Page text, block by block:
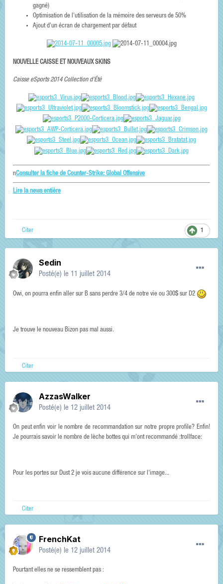
gagné)
Optimisation de l'utilisation de la mémoire des serveurs de 50%
Ajout d'un écran de chargement par défaut
NOUVELLE CAISSE ET NOUVEAUX SKINS
Caisse eSports 2014 Collection d'Été
nConsulter la fiche de Counter-Strike: Global Offensive
Lire la news entière
1
Citer
Sedin
Posté(e) le 11 juillet 2014
Owi, on pourra enfin aller sur B sans perdre 3/4 de notre vie ou 300$ sur D2
Je trouve le nouveau Bizon pas mal aussi.
Citer
AzzasWalker
Posté(e) le 12 juillet 2014
On peut enfin voir le nombre de recommandation sur notre propre profile? Enfin!
Je pourrais savoir le nombre de lèche bottes qui m'ont recommandé :trollface:
Pour les portes sur Dust 2 je vois aucune différence sur l'image...
Citer
FrenchKat
Posté(e) le 12 juillet 2014
Pourtant elles ne se ressemblent pas :